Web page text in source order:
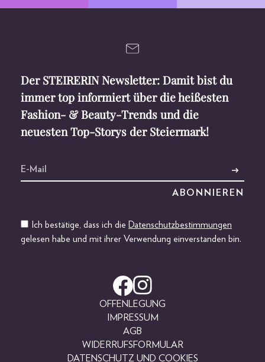
Der STEIRERIN Newsletter: Damit bist du
immer top informiert über die heißesten
Fashion- & Beauty-Trends und die
neuesten Top-Storys der Steiermark!
Ich bestätige, dass ich die Datenschutzbestimmungen
gelesen habe und mit ihrer Verwendung einverstanden bin.
OFFENLEGUNG
IMPRESSUM
AGB
WIDERRUFSFORMULAR
DATENSCHUTZ UND COOKIES